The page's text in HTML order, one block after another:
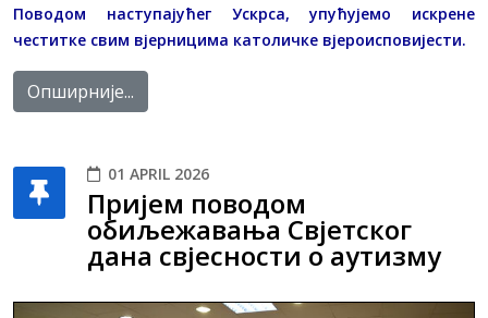
Поводом наступајућег Ускрса, упућујемо искрене
честитке свим вјерницима католичке вјероисповијести.
Опширније...
01 APRIL 2026
Пријем поводом
обиљежавања Свјетског
дана свјесности о аутизму